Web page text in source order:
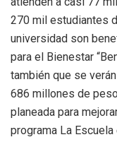
270 mil estudiantes
universidad son
para el Bienestar
también que se
686 millones de
planeada para
programa La